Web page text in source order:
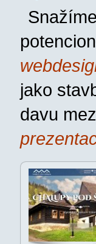
jako
davu